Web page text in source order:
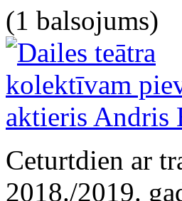
(1 balsojums)
Ceturtdien ar
2018./2019.